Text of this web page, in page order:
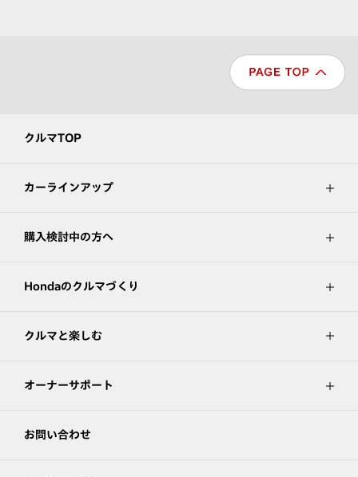
クルマTOP
カーラインアップ
購入検討中の方へ
Hondaのクルマづくり
クルマと楽しむ
オーナーサポート
お問い合わせ